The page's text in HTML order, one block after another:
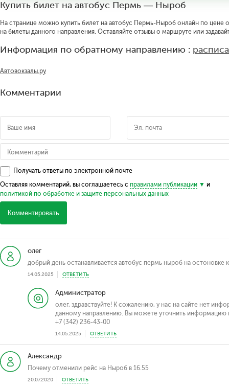
Купить билет на автобус Пермь — Ныроб
На странице можно купить билет на автобус Пермь-Ныроб онлайн по цене
на билеты данного направления. Оставляйте отзывы о маршруте или
Информация по обратному направлению :
Автовокзалы.ру
Комментарии
Получать ответы по электронной почте
Оставляя комментарий, вы соглашаетесь с правилами публикации
и
политикой по обработке и защите персональных данных
Комментировать
олег
добрый день останавливается автобус пермь ныроб на остоновке
14.05.2025 ОТВЕТИТЬ
Администратор
олег, здравствуйте! К сожалению, у нас на сайте нет
данному направлению. Вы можете уточнить информацию
+7 (342) 236-43-00
14.05.2025 ОТВЕТИТЬ
Александр
Почему отменили рейс на Ныроб в 16.55
20.07.2020 ОТВЕТИТЬ